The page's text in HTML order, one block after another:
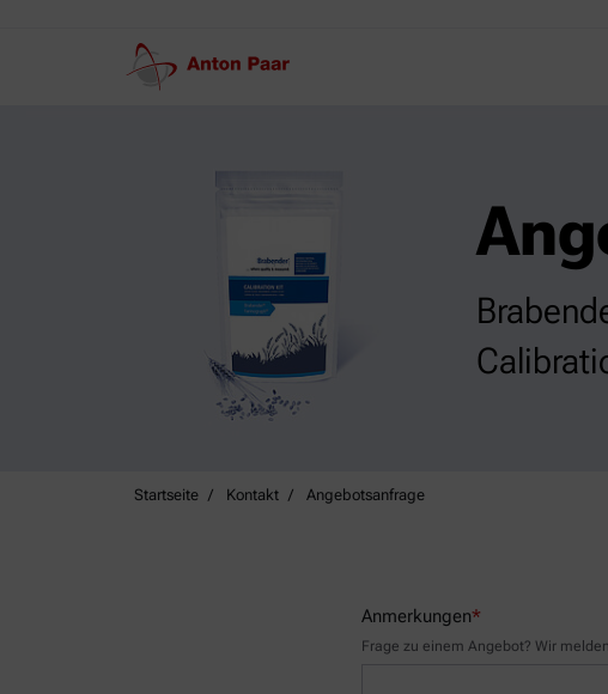
Startseite Kontakt Angebotsanfrage
Anmerkungen*
Frage zu einem Angebot? Wir